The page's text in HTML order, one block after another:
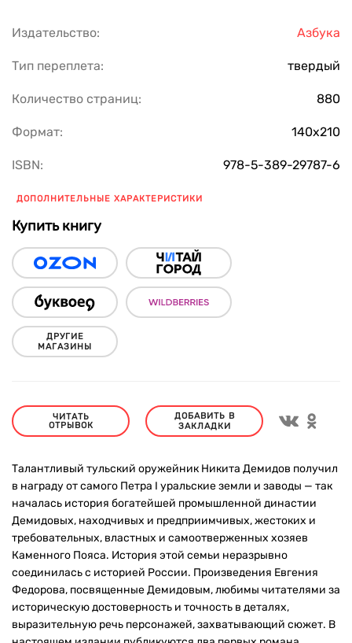
Издательство: Азбука
Тип переплета: твердый
Количество страниц: 880
Формат: 140х210
ISBN: 978-5-389-29787-6
ДОПОЛНИТЕЛЬНЫЕ ХАРАКТЕРИСТИКИ
Купить книгу
ДРУГИЕ
МАГАЗИНЫ
ЧИТАТЬ
ОТРЫВОК
ДОБАВИТЬ В
ЗАКЛАДКИ
Талантливый тульский оружейник Никита Демидов получил
в награду от самого Петра I уральские земли и заводы — так
началась история богатейшей промышленной династии
Демидовых, находчивых и предприимчивых, жестоких и
требовательных, властных и самоотверженных хозяев
Каменного Пояса. История этой семьи неразрывно
соединилась с историей России. Произведения Евгения
Федорова, посвященные Демидовым, любимы читателями за
историческую достоверность и точность в деталях,
выразительную речь персонажей, захватывающий сюжет. В